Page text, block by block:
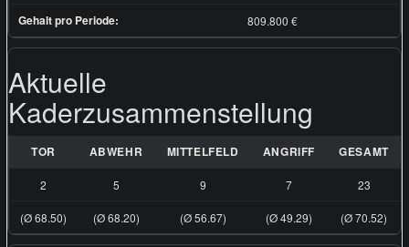
Gehalt pro Periode: 809.800 €
Aktuelle
Kaderzusammenstellung
TOR ABWEHR MITTELFELD ANGRIFF GESAMT
2 5 9 7 23
(Ø 68.50) (Ø 68.20) (Ø 56.67) (Ø 49.29) (Ø 70.52)